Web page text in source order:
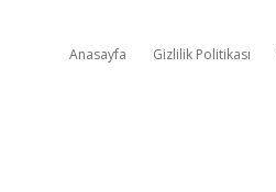
Anasayfa Gizlilik Politikası